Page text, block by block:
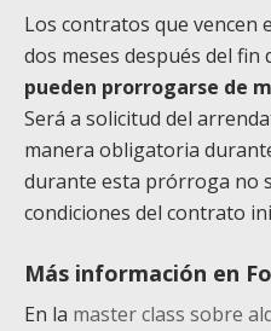
Los contratos que vencen
dos meses después del fin
pueden prorrogarse de
Será a solicitud del
manera obligatoria
durante esta prórroga no
condiciones del contrato
Más información en
En la master class sobre